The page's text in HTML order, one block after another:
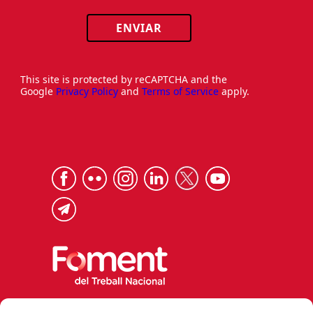
ENVIAR
This site is protected by reCAPTCHA and the
Google Privacy Policy and Terms of Service apply.